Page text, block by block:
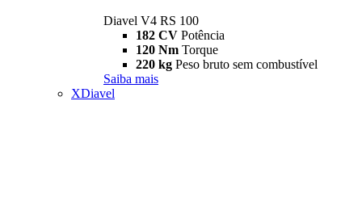
Diavel V4 RS 100
182 CV Potência
120 Nm Torque
220 kg Peso bruto sem combustível
Saiba mais
XDiavel